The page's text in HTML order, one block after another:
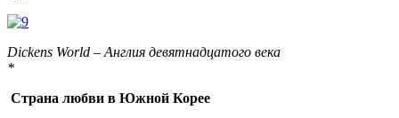
Dickens World – Англия девятнадцатого века
*
Страна любви в Южной Корее